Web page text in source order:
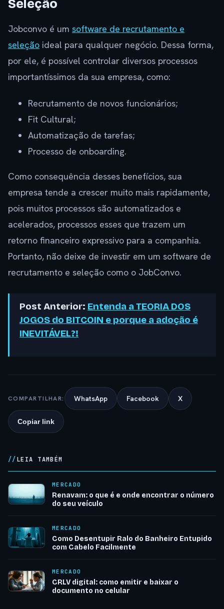
Seleção
Jobconvo é um software de recrutamento e
seleção ideal para qualquer negócio. Dessa forma,
por ele, é possível controlar diversos processos
importantíssimos da sua empresa, como:
Recrutamento de novos funcionários;
Fit Cultural;
Automatização de tarefas;
Processo de onboarding.
Como consequência desses benefícios, sua
empresa tende a crescer muito mais rapidamente,
pois muitos processos são automatizados e
acelerados, processos esses que trazem um
retorno financeiro expressivo para a companhia.
Portanto, não deixe de investir em um software de
recrutamento e seleção como o JobConvo.
Post Anterior: Entenda a TEORIA DOS
JOGOS do BITCOIN e porque a adoção é
INEVITÁVEL?!
COMPARTILHAR: WhatsApp Facebook X
Copiar link
LEIA TAMBÉM
MERCADO
Renavam: o que é e onde encontrar o número
do seu veículo
MERCADO
Como Desentupir Ralo do Banheiro Entupido
com Cabelo Facilmente
MERCADO
CRLV digital: como emitir e baixar o
documento no celular